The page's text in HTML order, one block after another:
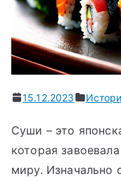
15.12.2023
Суши – это
которая
миру. Изначально